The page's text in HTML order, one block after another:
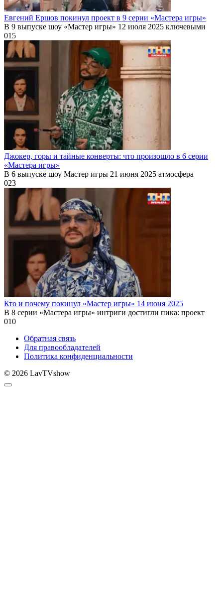
Евгений Ершов покинул проект в 9 серии «Мастера игры»
В 9 выпуске шоу «Мастер игры» 12 июля 2025 ключевыми
015
Джокер, горы и тайные конверты: что произошло в 6 серии
«Мастера игры»
В 6 выпуске шоу Мастер игры 21 июня 2025 атмосфера
023
Кто и почему покинул «Мастер игры» 14 июня 2025
В 8 серии «Мастера игры» интриги достигли пика: проект
010
Обратная связь
Для правообладателей
Политика конфиденциальности
© 2026 LavTVshow